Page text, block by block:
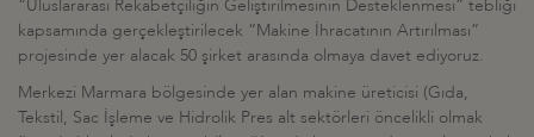
“Uluslararası Rekabetçiliğin Geliştirilmesinin Desteklenmesi” tebliği
kapsamında gerçekleştirilecek “Makine İhracatının Artırılması”
projesinde yer alacak 50 şirket arasında olmaya davet ediyoruz.
Merkezi Marmara bölgesinde yer alan makine üreticisi (Gıda,
Tekstil, Sac İşleme ve Hidrolik Pres alt sektörleri öncelikli olmak